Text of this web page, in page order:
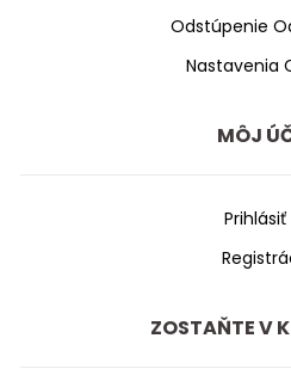
Odstúpenie
Nastavenia
MÔJ
Prihlásiť
ZOSTAŇTE V